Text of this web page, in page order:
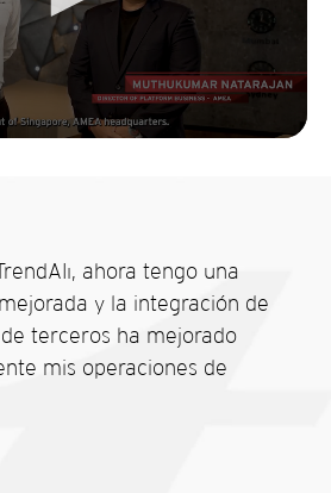
ahora tengo una
y la integración de
terceros ha mejorado
mis operaciones de